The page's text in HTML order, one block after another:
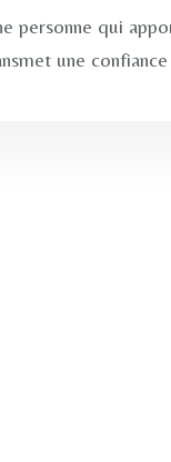
personne qui
une